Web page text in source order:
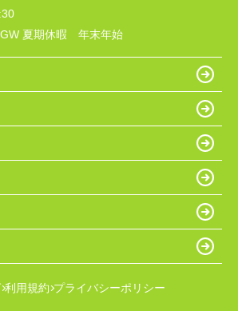
夏期休暇 年末年始
利用規約 プライバシーポリシー